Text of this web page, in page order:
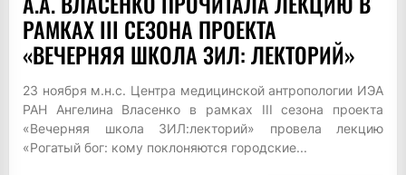
РАМКАХ III СЕЗОНА ПРОЕКТА
«ВЕЧЕРНЯЯ ШКОЛА ЗИЛ: ЛЕКТОРИЙ»
23 ноября м.н.с. Центра медицинской антропологии ИЭА
РАН Ангелина Власенко в рамках III сезона проекта
«Вечерняя школа ЗИЛ:лекторий» провела лекцию
«Рогатый бог: кому поклоняются городские...